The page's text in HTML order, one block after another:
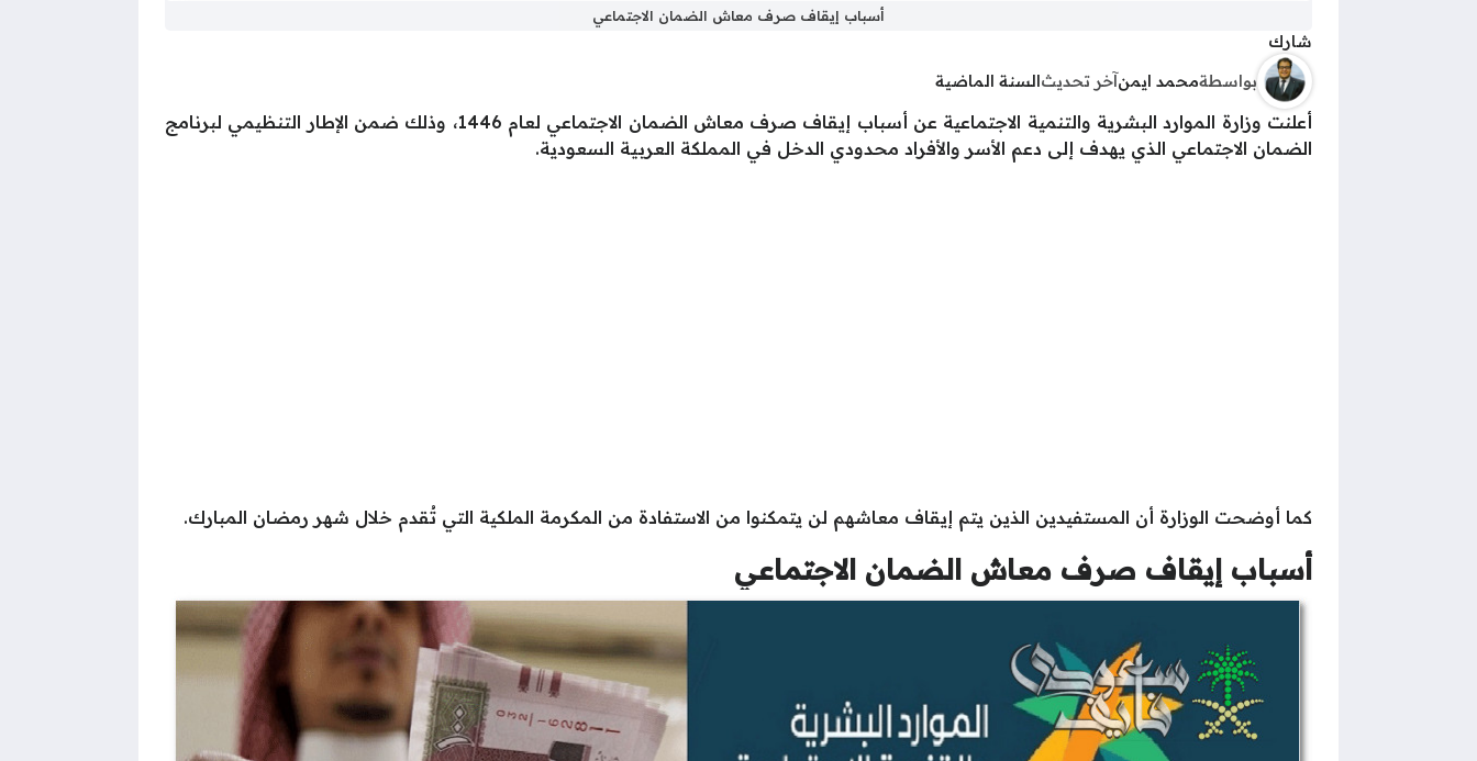
أسباب إيقاف صرف معاش الضمان الاجتماعي
شارك
بواسطةمحمد ايمنآخر تحديثالسنة الماضية
أعلنت وزارة الموارد البشرية والتنمية الاجتماعية عن أسباب إيقاف صرف معاش الضمان الاجتماعي لعام 1446، وذلك ضمن الإطار التنظيمي لبرنامج
الضمان الاجتماعي الذي يهدف إلى دعم الأسر والأفراد محدودي الدخل في المملكة العربية السعودية.
كما أوضحت الوزارة أن المستفيدين الذين يتم إيقاف معاشهم لن يتمكنوا من الاستفادة من المكرمة الملكية التي تُقدم خلال شهر رمضان المبارك.
أسباب إيقاف صرف معاش الضمان الاجتماعي